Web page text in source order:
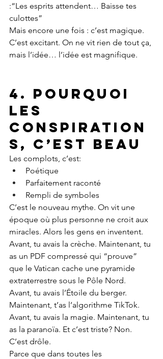
:“Les esprits attendent… Baisse tes
culottes”
Mais encore une fois : c’est magique.
C’est excitant. On ne vit rien de tout ça,
mais l’idée… l’idée est magnifique.
4. Pourquoi
les
conspiration
s, c’est beau
Les complots, c’est:
Poétique
Parfaitement raconté
Rempli de symboles
C’est le nouveau mythe. On vit une
époque où plus personne ne croit aux
miracles. Alors les gens en inventent.
Avant, tu avais la crèche. Maintenant, tu
as un PDF compressé qui “prouve”
que le Vatican cache une pyramide
extraterrestre sous le Pôle Nord.
Avant, tu avais l’Étoile du berger.
Maintenant, t’as l’algorithme TikTok.
Avant, tu avais la magie. Maintenant, tu
as la paranoïa. Et c’est triste? Non.
C’est drôle.
Parce que dans toutes les